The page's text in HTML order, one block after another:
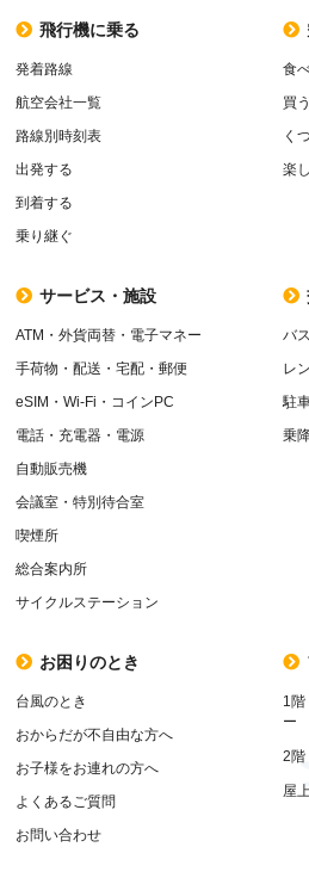
飛行機に乗る
発着路線
航空会社一覧
路線別時刻表
出発する
到着する
乗り継ぐ
食
買う
く
楽
サービス・施設
ATM・外貨両替・電子マネー
手荷物・配送・宅配・郵便
eSIM・Wi-Fi・コインPC
電話・充電器・電源
自動販売機
会議室・特別待合室
喫煙所
総合案内所
サイクルステーション
バ
レ
駐
乗
お困りのとき
台風のとき
おからだが不自由な方へ
お子様をお連れの方へ
よくあるご質問
お問い合わせ
1階
ー
2階
屋